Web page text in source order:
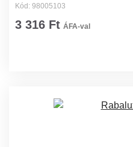
Kód: 98005103
3 316 Ft ÁFA-val